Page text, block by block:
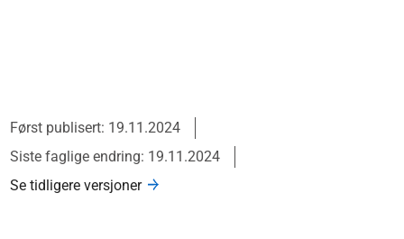
Først publisert: 19.11.2024
Siste faglige endring: 19.11.2024
Se tidligere versjoner